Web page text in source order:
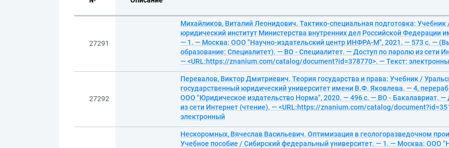
27291
Михайликов, Виталий Леонидович. Тактико-специальная подготовка: Учебник
юридический институт Министерства внутренних дел Российской Федерации
— 1. — Москва: ООО "Научно-издательский центр ИНФРА-М", 2021. — 573 с. —
образование: Специалитет). — ВО - Специалитет. — Доступ по паролю из сети
— <URL:https://znanium.com/catalog/document?id=378770>. — Текст:
27292
Перевалов, Виктор Дмитриевич. Теория государства и права: Учебник /
государственный юридический университет имени В.Ф. Яковлева. — 4,
ООО "Юридическое издательство Норма", 2020. — 496 с. — ВО - Бакалавриат. —
из сети Интернет (чтение). — <URL:https://znanium.com/catalog/
электронный
Нескоромных, Вячеслав Васильевич. Оптимизация в геологоразведочном
Учебное пособие / Сибирский федеральный университет. — 1. — Москва: ООО